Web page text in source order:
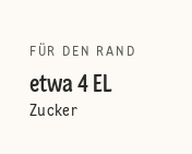
FÜR DEN RAND
etwa 4 EL
Zucker